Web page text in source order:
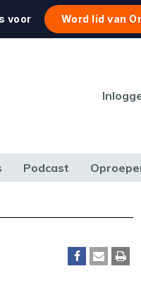
voor Word lid van
Podcast